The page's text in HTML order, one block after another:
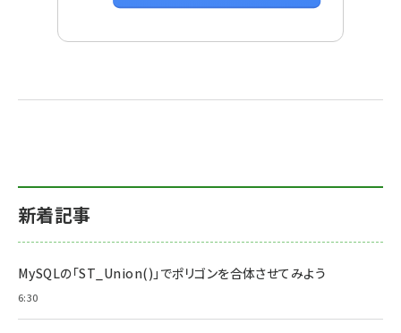
新着記事
MySQLの「ST_Union()」でポリゴンを合体させてみよう
6:30